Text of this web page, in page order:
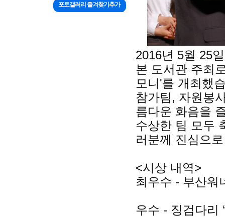
2016년 5월 25
본 도서관 주최
모니'를 개최했
참가팀, 자원봉
름다운 화음을
수상한 팀 모두
러분께 진심으
<시상 내역>
최우수 - 부산워
우수 - 징검다리
포토갤러리 즐겨찾기추가